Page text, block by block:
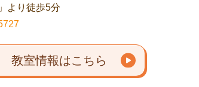
より徒歩5分
教室情報はこちら